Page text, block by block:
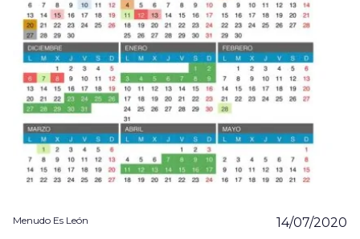
Menudo Es León 14/07/2020